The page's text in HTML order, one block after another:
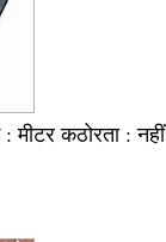
:मीटर कठोरता :नहीं